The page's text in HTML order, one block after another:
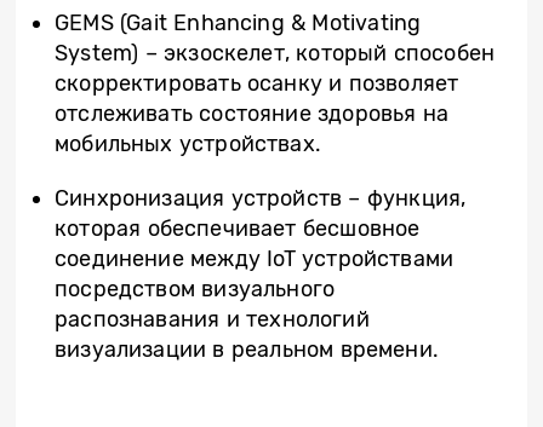
GEMS (Gait Enhancing & Motivating
System) – экзоскелет, который способен
скорректировать осанку и позволяет
отслеживать состояние здоровья на
мобильных устройствах.
Синхронизация устройств – функция,
которая обеспечивает бесшовное
соединение между IoT устройствами
посредством визуального
распознавания и технологий
визуализации в реальном времени.